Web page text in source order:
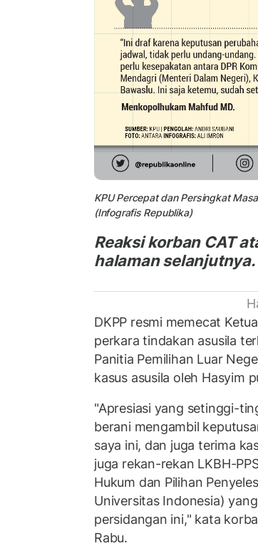
KPU Percepat dan Persingkat
(Infografis Republika)
Reaksi korban CAT
halaman selanjutnya.
DKPP resmi memecat
perkara tindakan asusila
Panitia Pemilihan Luar
kasus asusila oleh Hasyim
"Apresiasi yang setinggi-
berani mengambil
saya ini, dan juga terima
juga rekan-rekan LKBH-
Hukum dan Pilihan
Universitas Indonesia)
persidangan ini," kata
Rabu.